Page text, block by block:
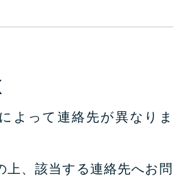
よって連絡先が異なりま
上、該当する連絡先へお問